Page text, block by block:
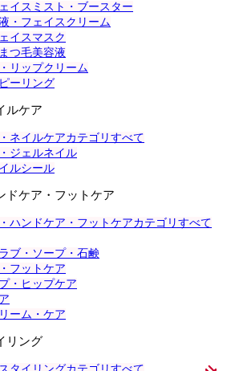
イスミスト・ブースター
・フェイスクリーム
イスマスク
つ毛美容液
リップクリーム
ーリング
ルケア
ネイルケアカテゴリすべて
ジェルネイル
ルシール
ドケア・フットケア
ハンドケア・フットケアカテゴリすべて
ブ・ソープ・石鹸
フットケア
・ヒップケア
ーム・ケア
リング